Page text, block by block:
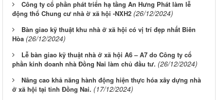
Công ty cổ phần phát triển hạ tầng An Hưng Phát làm lễ
động thổ Chung cư nhà ờ xã hội -NXH2 (26/12/2024)
Bàn giao kỹ thuật khu nhà ở xã hội có vị trí đẹp nhất Biên
Hòa (26/12/2024)
Lễ bàn giao kỹ thuật nhà ở xã hội A6 – A7 do Công ty cổ
phần kinh doanh nhà Đồng Nai làm chủ đầu tư. (26/12/2024)
Nâng cao khả năng hành động hiện thực hóa xây dựng nhà
ở xã hội tại tỉnh Đồng Nai. (17/12/2024)